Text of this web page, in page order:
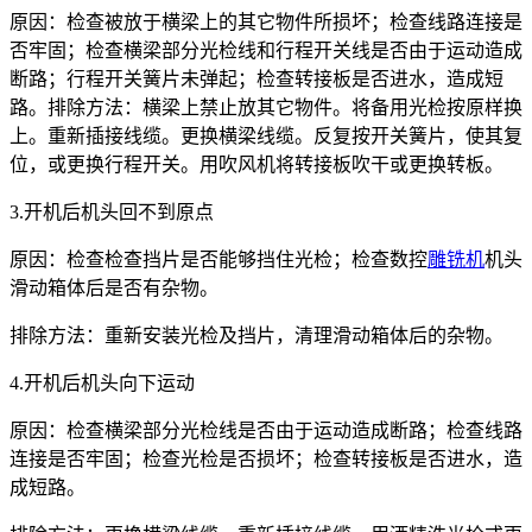
原因：检查被放于横梁上的其它物件所损坏；检查线路连接是
否牢固；检查横梁部分光检线和行程开关线是否由于运动造成
断路；行程开关簧片未弹起；检查转接板是否进水，造成短
路。排除方法：横梁上禁止放其它物件。将备用光检按原样换
上。重新插接线缆。更换横梁线缆。反复按开关簧片，使其复
位，或更换行程开关。用吹风机将转接板吹干或更换转板。
3.开机后机头回不到原点
原因：检查检查挡片是否能够挡住光检；检查数控雕铣机机头
滑动箱体后是否有杂物。
排除方法：重新安装光检及挡片，清理滑动箱体后的杂物。
4.开机后机头向下运动
原因：检查横梁部分光检线是否由于运动造成断路；检查线路
连接是否牢固；检查光检是否损坏；检查转接板是否进水，造
成短路。